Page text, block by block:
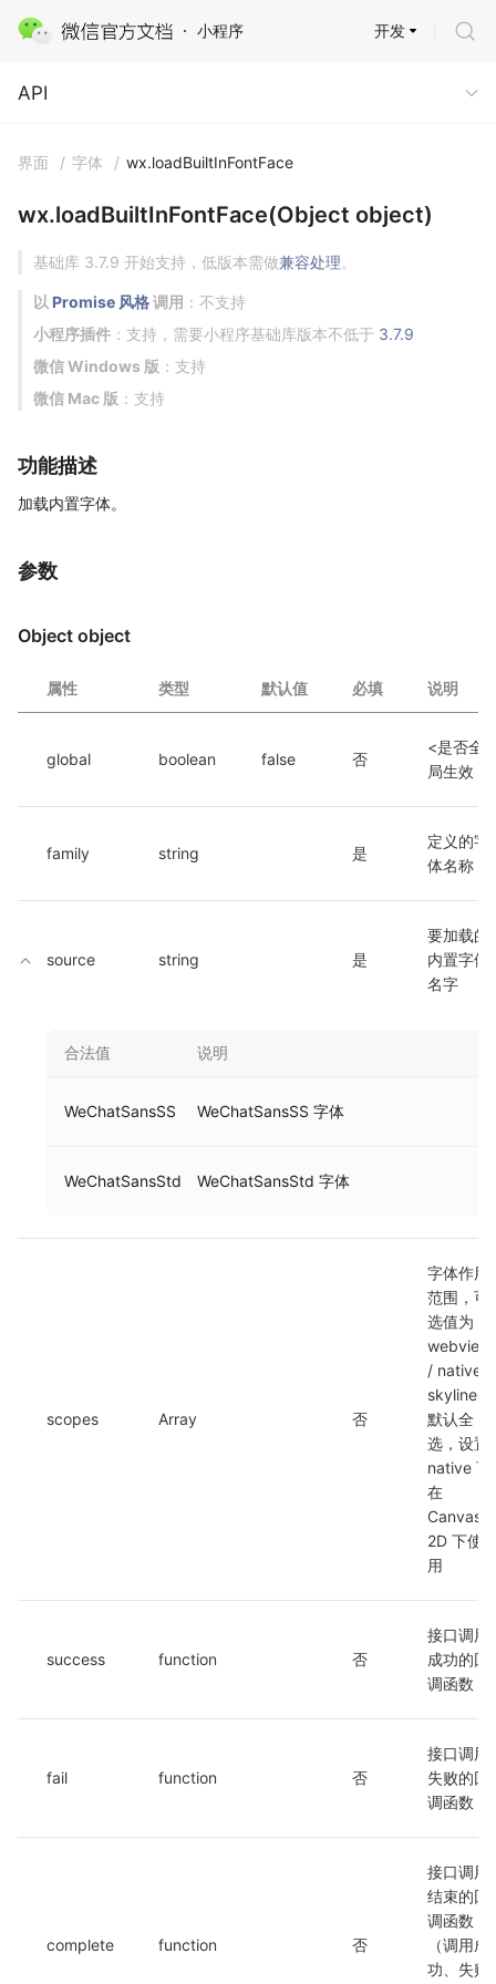
小程序
API
开发
API
界面 / 字体 / wx.loadBuiltInFontFace
wx.loadBuiltInFontFace(Object object)
基础库 3.7.9 开始支持，低版本需做兼容处理。
以 Promise 风格调用 ：不支持
小程序插件 ：支持，需要小程序基础库版本不低于 3.7.9
微信 Windows 版 ：支持
微信 Mac 版 ：支持
功能描述
加载内置字体。
参数
Object object
属性 类型 默认值 必填 说明
global boolean false 否
<是否全
局生效
family string 是
定义的字
体名称
source string 是
要加载的
内置字体
名字
合法值 说明
WeChatSansSS WeChatSansSS 字体
WeChatSansStd WeChatSansStd 字体
scopes Array 否
字体作用
范围，可
选值为
webview
/ native /
skyline，
默认全
选，设置
native 可
在
Canvas
2D 下使
用
success function 否
接口调用
成功的回
调函数
fail function 否
接口调用
失败的回
调函数
complete function 否
接口调用
结束的回
调函数
（调用成
功、失败